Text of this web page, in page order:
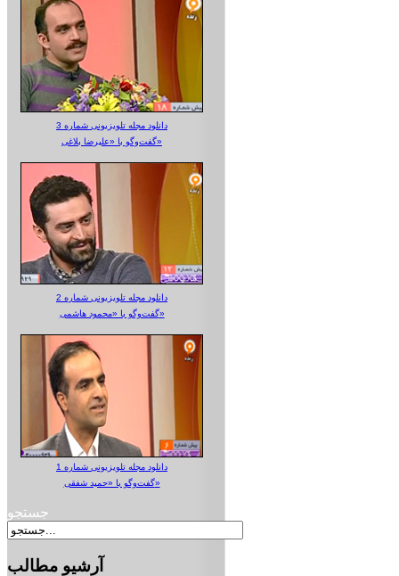
دانلود مجله تلویزیونی شماره 3
گفت‌وگو با «علیرضا بلاغی»
دانلود مجله تلویزیونی شماره 2
گفت‌وگو با «محمود هاشمی»
دانلود مجله تلویزیونی شماره 1
گفت‌وگو با «حمید شفقی»
جستجو
آرشیو مطالب